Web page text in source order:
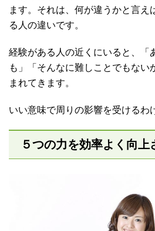
ます。それは、何が違うかと言え
る人の違いです。
経験がある人の近くにいると、「
も」「そんなに難しことでもない
まれてきます。
いい意味で周りの影響を受けるわ
５つの力を効率よく向上